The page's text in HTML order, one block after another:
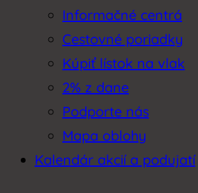
Informačné centrá
Cestovné poriadky
Kúpiť lístok na vlak
2% z dane
Podporte nás
Mapa oblohy
Kalendár akcií a podujatí